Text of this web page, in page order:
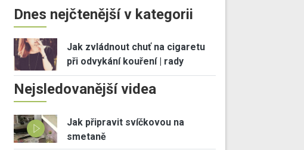
Dnes nejčtenější v kategorii
Jak zvládnout chuť na cigaretu
při odvykání kouření | rady
Nejsledovanější videa
Jak připravit svíčkovou na
smetaně